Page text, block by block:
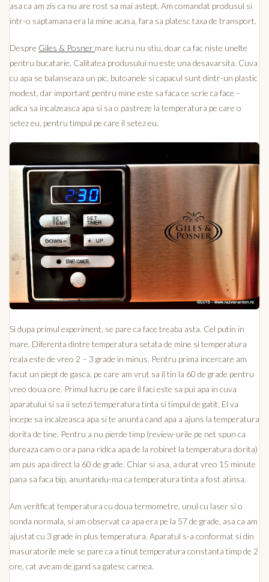
asa ca am zis ca nu are rost sa mai astept. Am comandat produsul si
intr-o saptamana era la mine acasa, fara sa platesc taxa de transport.
Despre Giles & Posner mare lucru nu stiu, doar ca fac niste unelte
pentru bucatarie. Calitatea produsului nu este una desavarsita. Cuva
cu apa se balanseaza un pic, butoanele si capacul sunt dintr-un plastic
modest, dar important pentru mine este sa faca ce scrie ca face –
adica sa incalzeasca apa si sa o pastreze la temperatura pe care o
setez eu, pentru timpul pe care il setez eu.
Si dupa primul experiment, se pare ca face treaba asta. Cel putin in
mare. Diferenta dintre temperatura setata de mine si temperatura
reala este de vreo 2 – 3 grade in minus. Pentru prima incercare am
facut un piept de gasca, pe care am vrut sa il tin la 60 de grade pentru
vreo doua ore. Primul lucru pe care il faci este sa pui apa in cuva
aparatului si sa ii setezi temperatura tinta si timpul de gatit. El va
incepe sa incalzeasca apa si te anunta cand apa a ajuns la temperatura
dorita de tine. Pentru a nu pierde timp (review-urile pe net spun ca
dureaza cam o ora pana ridica apa de la robinet la temperatura dorita)
am pus apa direct la 60 de grade. Chiar si asa, a durat vreo 15 minute
pana sa faca bip, anuntandu-ma ca temperatura tinta a fost atinsa.
Am veritficat temperatura cu doua termometre, unul cu laser si o
sonda normala, si am observat ca apa era pe la 57 de grade, asa ca am
ajustat cu 3 grade in plus temperatura. Aparatul s-a conformat si din
masuratorile mele se pare ca a tinut temperatura constanta timp de 2
ore, cat aveam de gand sa gatesc carnea.